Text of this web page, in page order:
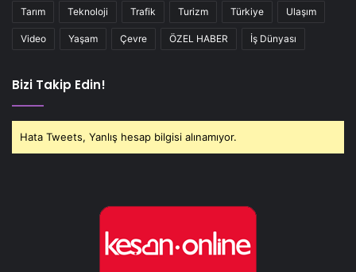
Tarım Teknoloji Trafik Turizm Türkiye Ulaşım
Video Yaşam Çevre ÖZEL HABER İş Dünyası
Bizi Takip Edin!
Hata Tweets, Yanlış hesap bilgisi alınamıyor.